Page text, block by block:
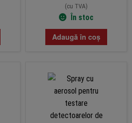
(cu TVA)
În stoc
Adaugă în coș